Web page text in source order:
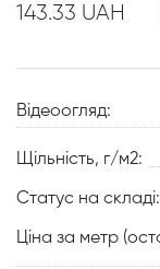
Відеоогляд:
Щільність, г/м2:
Статус на складі:
Ціна за метр
143.33 UAH